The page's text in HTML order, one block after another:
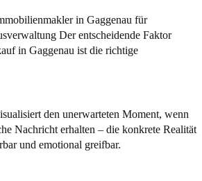
in Gaggenau für
Der entscheidende Faktor
in Gaggenau ist die richtige